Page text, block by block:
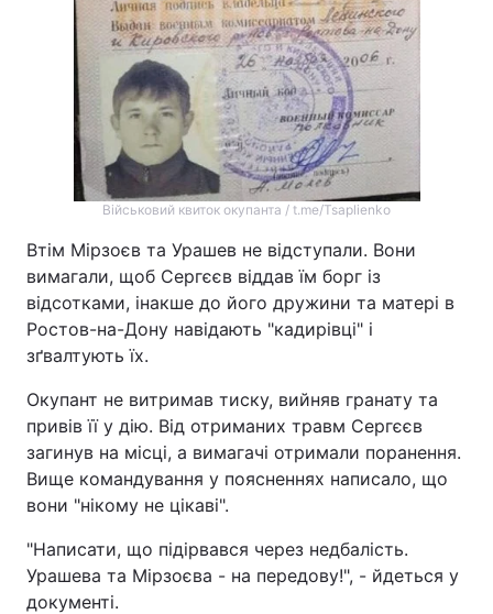
Тема оформлення
Військовий квиток окупанта / t.me/Tsaplienko
Втім Мірзоєв та Урашев не відступали. Вони
вимагали, щоб Сергєєв віддав їм борг із
відсотками, інакше до його дружини та матері в
Ростов-на-Дону навідають "кадирівці" і
зґвалтують їх.
Окупант не витримав тиску, вийняв гранату та
привів її у дію. Від отриманих травм Сергєєв
загинув на місці, а вимагачі отримали поранення.
Вище командування у поясненнях написало, що
вони "нікому не цікаві".
"Написати, що підірвався через недбалість.
Урашева та Мірзоєва - на передову!", - йдеться у
документі.